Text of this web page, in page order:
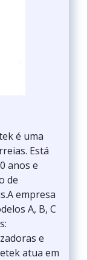
é uma
Está
anos e
de
empresa
A, B, C
e
atua em